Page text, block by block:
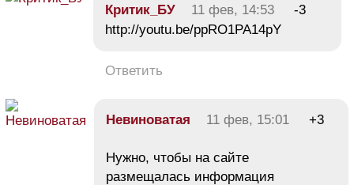
Критик_БУ 11 фев, 14:53
-3
http://youtu.be/ppRO1PA14pY
Ответить
Невиноватая 11 фев, 15:01 +3
Нужно, чтобы на сайте
размещалась информация